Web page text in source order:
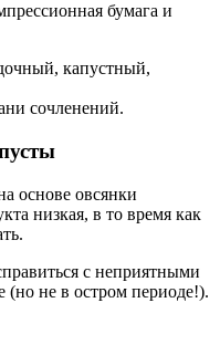
бумага и
сочленений.
основе овсянки
низкая, в то время как
с неприятными
(но не в остром периоде!).